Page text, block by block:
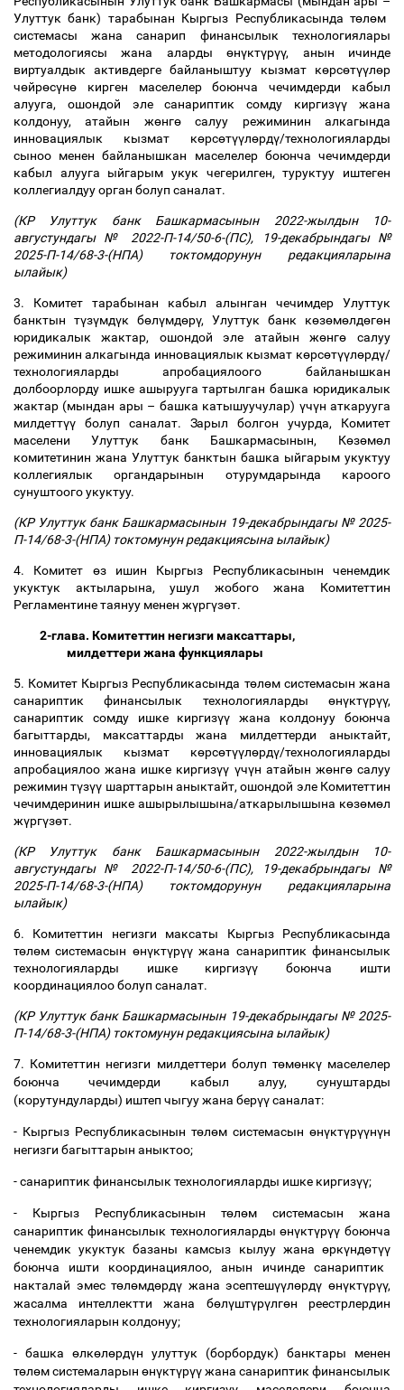
Улуттук банк) тарабынан Кыргыз Республикасында төлөм
системасы жана санарип финансылык технологиялары
методологиясы жана алардыөнүктүрүү, анын ичинде
виртуалдык активдерге байланыштуу кызмат көрсөтүүлөр
чөйрөсүнө кирген маселелер боюнча чечимдерди кабыл
алууга, ошондой эле санариптик сомду киргизүү жана
колдонуу, атайын жөнгөсалуу режиминин алкагында
инновациялык кызмат көрсөтүүлөрдү/технологияларды
сыноо менен байланышкан маселелер боюнча чечимдерди
кабыл алууга ыйгарым укук чегерилген, туруктуу иштеген
коллегиалдуу орган болуп саналат.
(КР Улуттук банк Башкармасынын 2022-жылдын 10-
августундагы № 2022-П-14/50-6-(ПС), 19-декабрындагы №
2025-П-14/68-3-(НПА) токтомдорунун редакцияларына
ылайык)
3. Комитет тарабынан кабыл алынган чечимдер Улуттук
банктын түзүмдүк бөлүмдөрү, Улуттук банк көзөмөлдөгөн
юридикалык жактар, ошондой эле атайын жөнгө салуу
режиминин алкагында инновациялык кызмат көрсөтүүлөрдү/
технологияларды апробациялоого байланышкан
долбоорлорду ишке ашырууга тартылган башка юридикалык
жактар (мындан ары – башка катышуучулар) үчүн аткарууга
милдеттүү болуп саналат. Зарыл болгон учурда, Комитет
маселени Улуттук банк Башкармасынын, Көзөмөл
комитетинин жана Улуттук банктын башка ыйгарым укуктуу
коллегиялык органдарынын отурумдарында кароого
сунуштоого укуктуу.
(КР Улуттук банк Башкармасынын 19-декабрындагы № 2025-
П-14/68-3-(НПА) токтомунун редакциясына ылайык)
4. Комитет өз ишин Кыргыз Республикасынын ченемдик
укуктук актыларына, ушул жобого жана Комитеттин
Регламентине таянуу менен жүргүзөт.
2-глава. Комитеттин негизги максаттары,
милдеттери жана функциялары
5. Комитет Кыргыз Республикасында төлөм системасын жана
санариптик финансылык технологияларды өнүктүрүү,
санариптик сомду ишке киргизүү жана колдонуу боюнча
багыттарды, максаттарды жана милдеттерди аныктайт,
инновациялык кызмат көрсөтүүлөрдү/технологияларды
апробациялоо жана ишке киргизүү үчүн атайын жөнгөсалуу
режимин түзүү шарттарын аныктайт, ошондой эле Комитеттин
чечимдеринин ишке ашырылышына/аткарылышына көзөмөл
жүргүзөт.
(КР Улуттук банк Башкармасынын 2022-жылдын 10-
августундагы № 2022-П-14/50-6-(ПС), 19-декабрындагы №
2025-П-14/68-3-(НПА) токтомдорунун редакцияларына
ылайык)
6. Комитеттин негизги максаты Кыргыз Республикасында
төлөм системасын өнүктүрүүжана санариптик финансылык
технологияларды ишке киргизүү боюнча ишти
координациялоо болуп саналат.
(КР Улуттук банк Башкармасынын 19-декабрындагы № 2025-
П-14/68-3-(НПА) токтомунун редакциясына ылайык)
7. Комитеттин негизги милдеттери болуп төмөнкүмаселелер
боюнча чечимдерди кабыл алуу, сунуштарды
(корутундуларды) иштеп чыгуу жана берүүсаналат:
- Кыргыз Республикасынын төлөм системасын өнүктүрүүнүн
негизги багыттарын аныктоо;
- санариптик финансылык технологияларды ишке киргизүү;
- Кыргыз Республикасынын төлөм системасын жана
санариптик финансылык технологиялардыөнүктүрүү боюнча
ченемдик укуктук базаны камсыз кылуу жана өркүндөтүү
боюнча ишти координациялоо, анын ичинде санариптик
накталай эмес төлөмдөрдү жана эсептешүүлөрдү өнүктүрүү,
жасалма интеллектти жана бөлүштүрүлгөн реестрлердин
технологияларын колдонуу;
- башка өлкөлөрдүн улуттук (борбордук) банктары менен
төлөм системаларын өнүктүрүүжана санариптик финансылык